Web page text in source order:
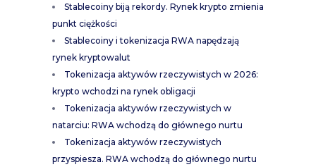
Stablecoiny biją rekordy. Rynek krypto zmienia
punkt ciężkości
Stablecoiny i tokenizacja RWA napędzają
rynek kryptowalut
Tokenizacja aktywów rzeczywistych w 2026:
krypto wchodzi na rynek obligacji
Tokenizacja aktywów rzeczywistych w
natarciu: RWA wchodzą do głównego nurtu
Tokenizacja aktywów rzeczywistych
przyspiesza. RWA wchodzą do głównego nurtu